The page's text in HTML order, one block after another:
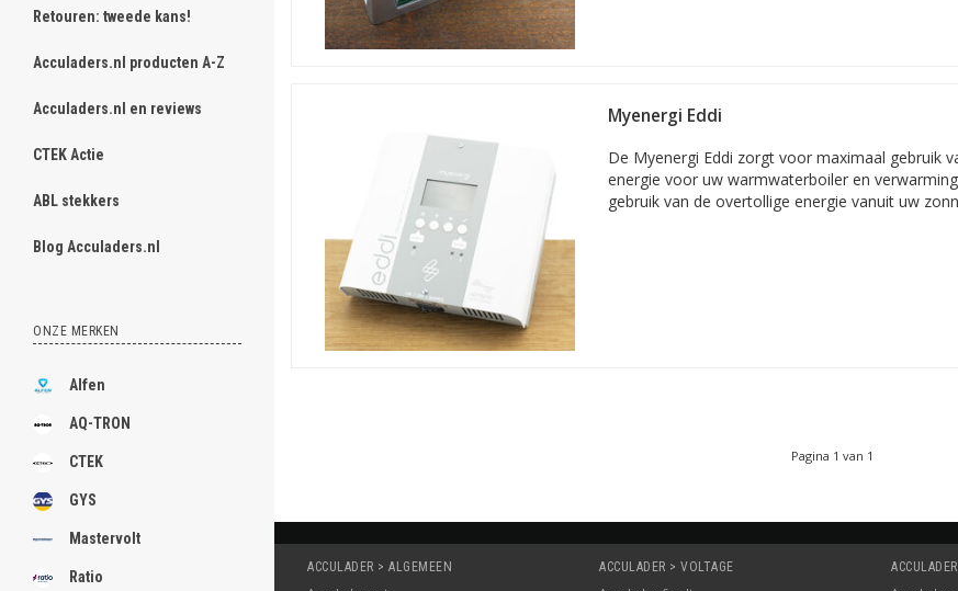
Retouren: tweede kans!
Acculaders.nl producten A-Z
Acculaders.nl en reviews
CTEK Actie
ABL stekkers
Blog Acculaders.nl
ONZE MERKEN
Alfen
AQ-TRON
CTEK
GYS
Mastervolt
Ratio
Myenergi Eddi
De Myenergi Eddi zorgt voor maximaal gebruik
energie voor uw warmwaterboiler en
gebruik van de overtollige energie vanuit uw
Pagina 1 van 1
ACCULADER > ALGEMEEN ACCULADER > VOLTAGE